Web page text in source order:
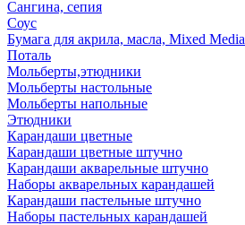
Сангина, сепия
Соус
Бумага для акрила, масла, Mixed Media
Поталь
Мольберты,этюдники
Мольберты настольные
Мольберты напольные
Этюдники
Карандаши цветные
Карандаши цветные штучно
Карандаши акварельные штучно
Наборы акварельных карандашей
Карандаши пастельные штучно
Наборы пастельных карандашей